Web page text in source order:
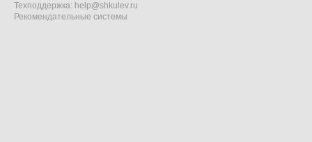
Техподдержка: help@shkulev.ru
Рекомендательные системы